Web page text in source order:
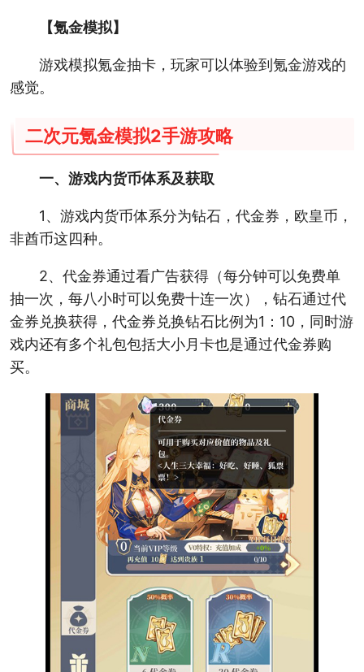
【氪金模拟】
游戏模拟氪金抽卡，玩家可以体验到氪金游戏的
感觉。
二次元氪金模拟2手游攻略
一、游戏内货币体系及获取
1、游戏内货币体系分为钻石，代金券，欧皇币，
非酋币这四种。
2、代金券通过看广告获得（每分钟可以免费单
抽一次，每八小时可以免费十连一次），钻石通过代
金券兑换获得，代金券兑换钻石比例为1：10，同时游
戏内还有多个礼包包括大小月卡也是通过代金券购
买。